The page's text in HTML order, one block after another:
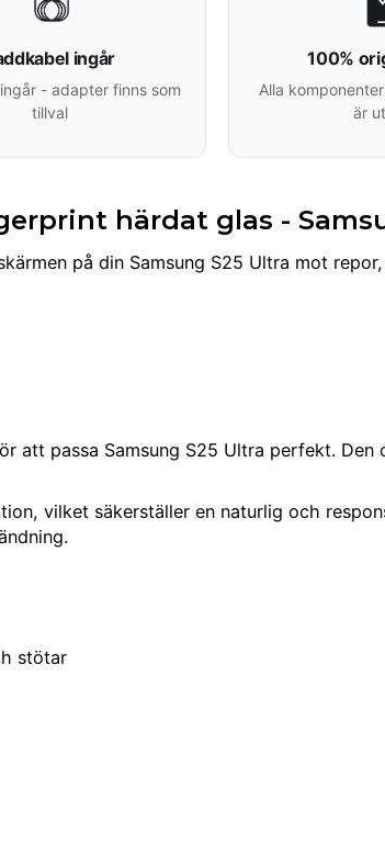
ingår
- adapter finns som
tillval
100%
Alla
är
härdat glas -
på din Samsung S25 Ultra mot
att passa Samsung S25 Ultra perfekt.
vilket säkerställer en naturlig och
stötar